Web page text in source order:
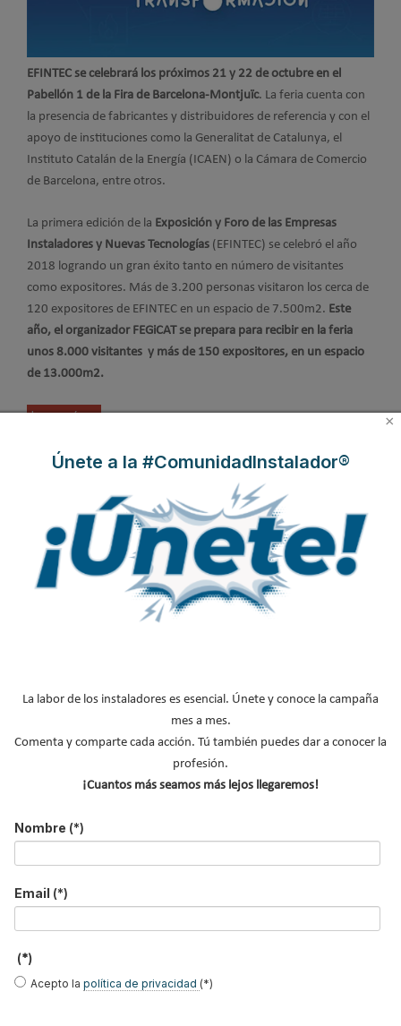
EFINTEC se celebrará los próximos 21 y 22 de octubre en el
Pabellón 1 de la Fira de Barcelona-Montjuïc. La feria cuenta con
la presencia de fabricantes y distribuidores de referencia y con el
apoyo de instituciones como la Generalitat de Catalunya, el
Instituto Catalán de la Energía (ICAEN) o la Cámara de Comercio
de Barcelona, entre otros.
La primera edición de la Exposición y Foro de las Empresas
Instaladores y Nuevas Tecnologías (EFINTEC) se celebró el año
2018 logrando un gran éxito tanto en número de visitantes
como expositores. Más de 3.200 personas visitaron los cerca de
120 expositores de EFINTEC en un espacio de 7.500m2. Este
año, el organizador FEGiCAT se prepara para recibir en la feria
unos 8.000 visitantes y más de 150 expositores, en un espacio
de 13.000m2.
Leer más ...
Inicio Anterior 1 4
Siguiente Final Página 1 de 5
Escandella - Nuevo
THERMIO® MAX con
el mortero que optimiza
refrescante
vivienda con Siber Home
apuesta por la
industrialización en
cubiertas eficientes en
herramientas para
u
a
×
Únete a la #ComunidadInstalador®
La labor de los instaladores es esencial. Únete y conoce la campaña
mes a mes.
Comenta y comparte cada acción. Tú también puedes dar a conocer la
profesión.
¡Cuantos más seamos más lejos llegaremos!
Nombre (*)
Email (*)
(*)
Acepto la política de privacidad (*)